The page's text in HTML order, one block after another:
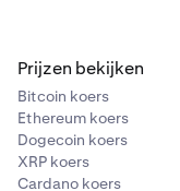
Prijzen bekijken
Bitcoin koers
Ethereum koers
Dogecoin koers
XRP koers
Cardano koers